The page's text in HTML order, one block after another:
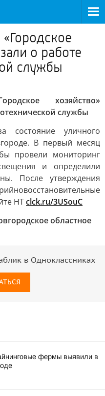
о работе
службы
хозяйство»
службы
состояние уличного
В первый месяц
провели мониторинг
и определили
После утверждения
НТclck.ru/3USouC
областное
в Одноклассниках
фермы выявили в